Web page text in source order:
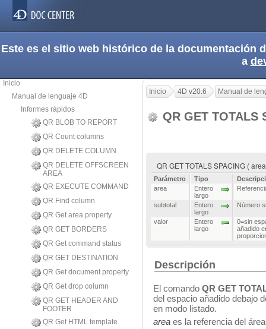
Este es el sitio web histórico de la documentación
a
Inicio
Manual de lenguaje 4D
Informes rápidos
QR BLOB TO REPORT
QR Count columns
QR DELETE COLUMN
QR DELETE OFFSCREEN
AREA
QR EXECUTE COMMAND
QR Find column
QR Get area property
QR GET BORDERS
QR Get command status
QR GET DESTINATION
QR Get document property
QR Get drop column
QR GET HEADER AND
FOOTER
QR Get HTML template
Inicio 4D v20.6 Manual de
QR GET TOTALS
QR GET TOTALS SPACING (
Parámetro Tipo
area
Entero
largo
subtotal
Entero
largo
Número
valor
Entero
largo
0=sin
añadido
Descripción
El comando QR GET
del espacio añadido debajo
en modo listado.
area es la referencia del